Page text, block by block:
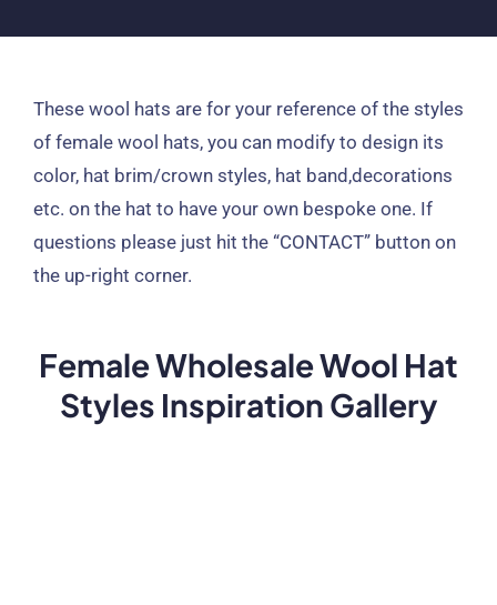
These wool hats are for your reference of the styles
of female wool hats, you can modify to design its
color, hat brim/crown styles, hat band,decorations
etc. on the hat to have your own bespoke one. If
questions please just hit the “CONTACT” button on
the up-right corner.
Female Wholesale Wool Hat
Styles Inspiration Gallery